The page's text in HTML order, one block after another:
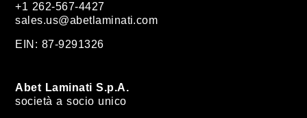
+1 262-567-4427
sales.us@abetlaminati.com
EIN: 87-9291326
Abet Laminati S.p.A.
società a socio unico